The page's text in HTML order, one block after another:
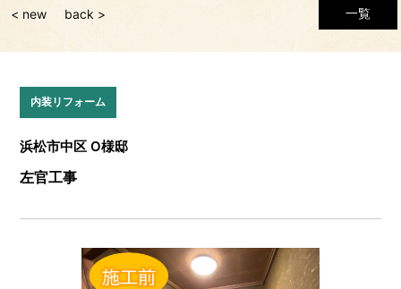
一覧
< new back >
内装リフォーム
浜松市中区 O様邸
左官工事